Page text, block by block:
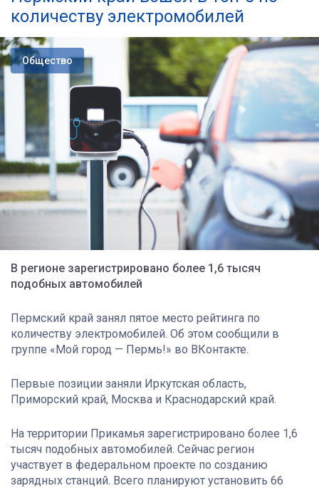
количеству электромобилей
Общество
В регионе зарегистрировано более 1,6 тысяч
подобных автомобилей
Пермский край занял пятое место рейтинга по
количеству электромобилей. Об этом сообщили в
группе «Мой город — Пермь!» во ВКонтакте.
Первые позиции заняли Иркутская область,
Приморский край, Москва и Краснодарский край.
На территории Прикамья зарегистрировано более 1,6
тысяч подобных автомобилей. Сейчас регион
участвует в федеральном проекте по созданию
зарядных станций. Всего планируют установить 66